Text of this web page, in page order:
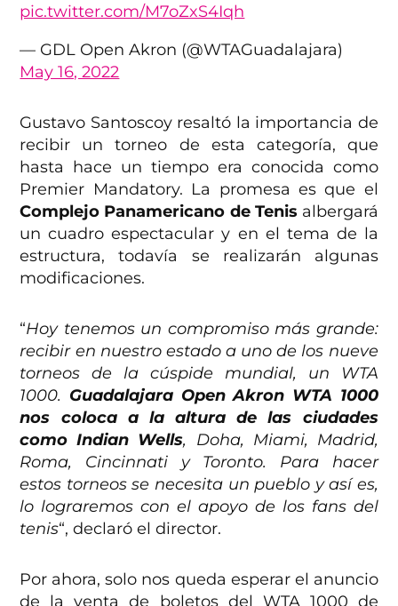
pic.twitter.com/M7oZxS4Iqh
— GDL Open Akron (@WTAGuadalajara)
May 16, 2022
Gustavo Santoscoy resaltó la importancia de
recibir un torneo de esta categoría, que
hasta hace un tiempo era conocida como
Premier Mandatory. La promesa es que el
Complejo Panamericano de Tenis albergará
un cuadro espectacular y en el tema de la
estructura, todavía se realizarán algunas
modificaciones.
“Hoy tenemos un compromiso más grande:
recibir en nuestro estado a uno de los nueve
torneos de la cúspide mundial, un WTA
1000. Guadalajara Open Akron WTA 1000
nos coloca a la altura de las ciudades
como Indian Wells, Doha, Miami, Madrid,
Roma, Cincinnati y Toronto. Para hacer
estos torneos se necesita un pueblo y así es,
lo lograremos con el apoyo de los fans del
tenis“, declaró el director.
Por ahora, solo nos queda esperar el anuncio
de la venta de boletos del WTA 1000 de